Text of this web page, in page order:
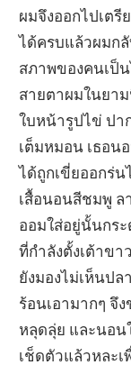
ผมจึงออกไปเตรี
ได้ครบแล้วผมก
สภาพของคนเป็
สายตาผมในยาม
ใบหน้ารูปไข่ ปา
เต็มหมอน เธอน
ได้ถูกเขี่ยออกร่
เสื้อนอนสีชมพู ล
ออมใส่อยู่นั้นกร
ที่กำลังตั้งเต้าข
ยังมองไม่เห็นปล
ร้อนเอามากๆ จึ
หลุดลุ่ย และนอน
เช็ดตัวแล้วหละ